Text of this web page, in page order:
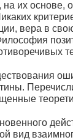
на их основе,
вера в
вид